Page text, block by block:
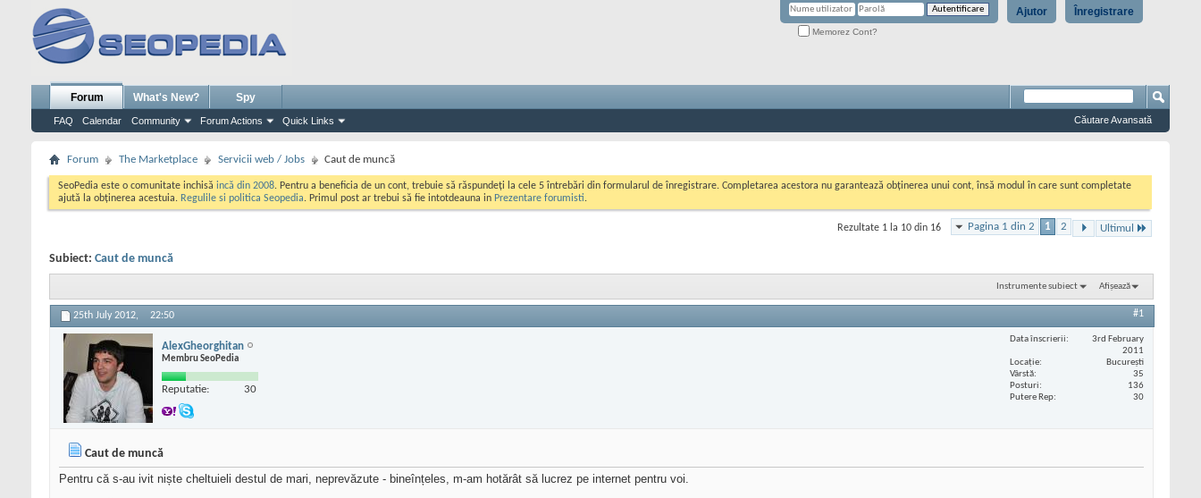
Înregistrare
Ajutor
Memorez Cont?
Forum
FAQ Calendar Community Forum Actions Quick Links
What's New? Spy
Căutare Avansată
Forum The Marketplace Servicii web / Jobs Caut de muncă
SeoPedia este o comunitate inchisă incă din 2008. Pentru a beneficia de un cont, trebuie să răspundeți la cele 5 întrebări din formularul de înregistrare. Completarea acestora nu garantează obținerea unui cont, însă modul în care sunt completate
ajută la obținerea acestuia. Regulile si politica Seopedia. Primul post ar trebui să fie intotdeauna in Prezentare forumisti.
Pagina 1 din 2 1 2 Ultimul
Rezultate 1 la 10 din 16
Subiect: Caut de muncă
Instrumente subiect Afișează
25th July 2012, 22:50 #1
AlexGheorghitan
Membru SeoPedia
Reputatie: 30
Data înscrierii
3rd February
2011
Locaţie
București
Vârstă
35
Posturi
136
Putere Rep
30
Caut de muncă
Pentru că s-au ivit niște cheltuieli destul de mari, neprevăzute - bineînțeles, m-am hotărât să lucrez pe internet pentru voi.